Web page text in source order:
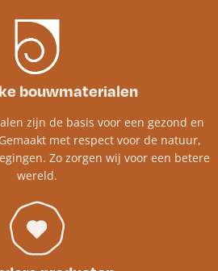
bouwmaterialen
zijn de basis voor een gezond en
met respect voor de natuur,
Zo zorgen wij voor een betere
wereld.